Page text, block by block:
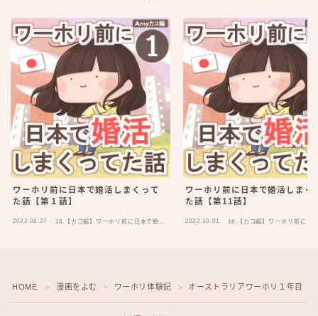
ワーホリ前に日本で婚活しまくって
た話【第１話】
2022.08.27
18.【カコ編】ワーホリ前に日本で婚活
ワーホリ前に日本で婚活しまく
た話【第11話】
2022.10.01
18.【カコ編】ワーホリ前に日
HOME ＞ 漫画をよむ ＞ ワーホリ体験記 ＞ オーストラリアワーホリ１年目